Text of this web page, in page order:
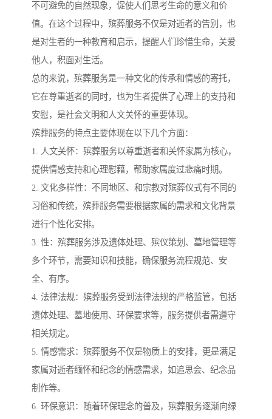
不可避免的自然现象，促使人们思考生命的意义和价
值。在这个过程中，殡葬服务不仅是对逝者的告别，也
是对生者的一种教育和启示，提醒人们珍惜生命，关爱
他人，积面对生活。
总的来说，殡葬服务是一种文化的传承和情感的寄托，
它在尊重逝者的同时，也为生者提供了心理上的支持和
安慰，是社会文明和人文关怀的重要体现。
殡葬服务的特点主要体现在以下几个方面：
1. 人文关怀：殡葬服务以尊重逝者和关怀家属为核心，
提供情感支持和心理慰藉，帮助家属度过悲痛时期。
2. 文化多样性：不同地区、和宗教对殡葬仪式有不同的
习俗和传统，殡葬服务需要根据家属的需求和文化背景
进行个性化安排。
3. 性：殡葬服务涉及遗体处理、殡仪策划、墓地管理等
多个环节，需要知识和技能，确保服务流程规范、安
全、有序。
4. 法律法规：殡葬服务受到法律法规的严格监管，包括
遗体处理、墓地使用、环保要求等，服务提供者需遵守
相关规定。
5. 情感需求：殡葬服务不仅是物质上的安排，更是满足
家属对逝者缅怀和纪念的情感需求，如追思会、纪念品
制作等。
6. 环保意识：随着环保理念的普及，殡葬服务逐渐向绿